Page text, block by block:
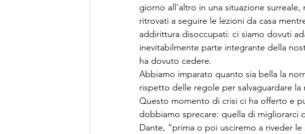
giorno all’altro in una situazione
ritrovati a seguire le lezioni da casa
addirittura disoccupati: ci siamo dovuti
inevitabilmente parte integrante della
ha dovuto cedere.
Abbiamo imparato quanto sia bella la
rispetto delle regole per salvaguardare
Questo momento di crisi ci ha offerto e
dobbiamo sprecare: quella di migliorarci
Dante, “prima o poi usciremo a riveder